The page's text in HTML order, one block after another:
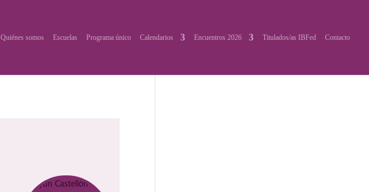
Quiénes somos Escuelas Programa único Calendarios Encuentros 2026 Titulados/as IBFed Contacto